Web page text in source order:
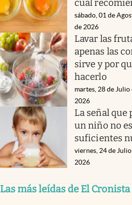
cuál
sábado, 01 de
de 2026
Lavar las
apenas las
sirve y por
hacerlo
martes, 28 de Julio
2026
La señal que
un niño no
suficientes
viernes, 24 de
2026
Las más leídas de El